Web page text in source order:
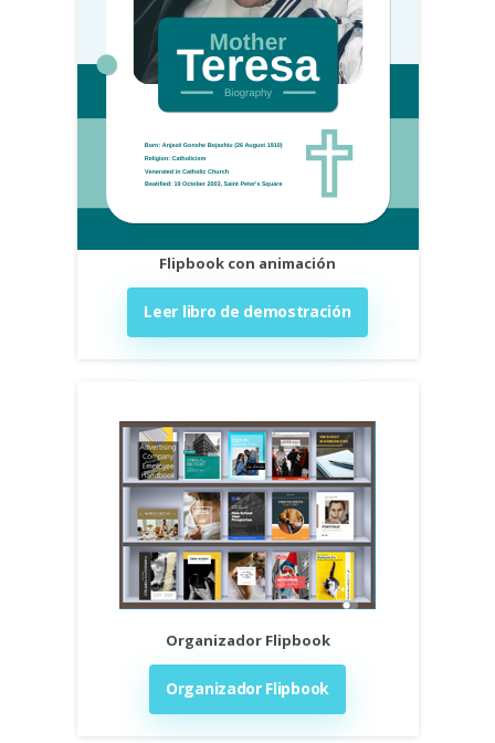
Flipbook con animación
Leer libro de demostración
Organizador Flipbook
Organizador Flipbook